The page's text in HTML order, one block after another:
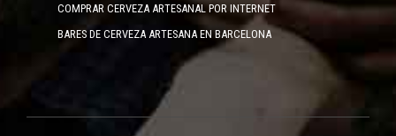
COMPRAR CERVEZA ARTESANAL POR INTERNET
BARES DE CERVEZA ARTESANA EN BARCELONA